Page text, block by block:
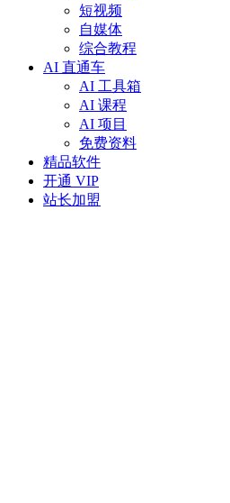
短视频
自媒体
综合教程
AI 直通车
AI 工具箱
AI 课程
AI 项目
免费资料
精品软件
开通 VIP
站长加盟